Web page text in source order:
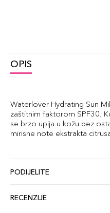
OPIS
Waterlover Hydrating Sun
zaštitnim faktorom SPF30.
se brzo upija u kožu bez
mirisne note ekstrakta
PODIJELITE
RECENZIJE